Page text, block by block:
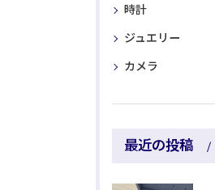
時計
ジュエリー
カメラ
最近の投稿